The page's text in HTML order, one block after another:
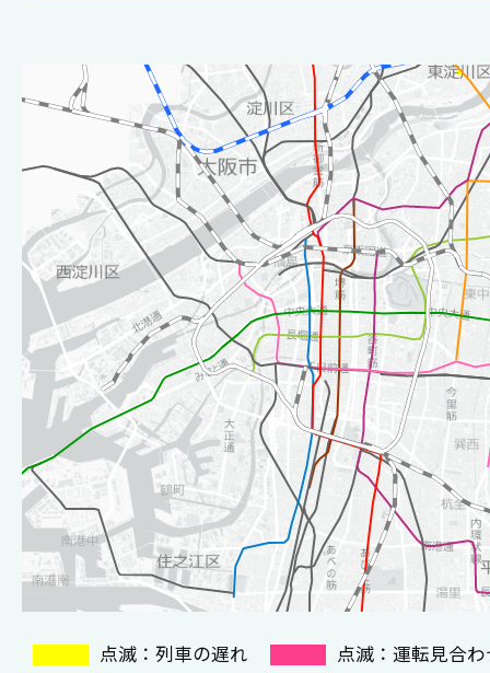
点滅：列車の遅れ 点滅：運転見合わ